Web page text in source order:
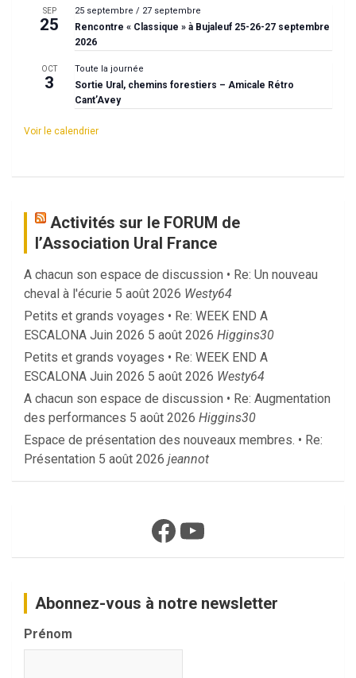
SEP
25
25 septembre / 27 septembre
Rencontre « Classique » à Bujaleuf 25-26-27 septembre
2026
OCT
3
Toute la journée
Sortie Ural, chemins forestiers – Amicale Rétro
Cant’Avey
Voir le calendrier
Activités sur le FORUM de
l’Association Ural France
A chacun son espace de discussion • Re: Un nouveau
cheval à l'écurie 5 août 2026 Westy64
Petits et grands voyages • Re: WEEK END A
ESCALONA Juin 2026 5 août 2026 Higgins30
Petits et grands voyages • Re: WEEK END A
ESCALONA Juin 2026 5 août 2026 Westy64
A chacun son espace de discussion • Re: Augmentation
des performances 5 août 2026 Higgins30
Espace de présentation des nouveaux membres. • Re:
Présentation 5 août 2026 jeannot
Facebook
YouTube
Abonnez-vous à notre newsletter
Prénom